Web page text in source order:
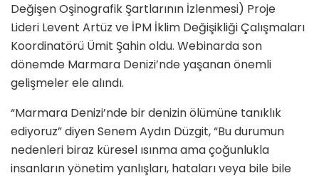
Değişen Oşinografik Şartlarının İzlenmesi) Proje
Lideri Levent Artüz ve İPM İklim Değişikliği Çalışmaları
Koordinatörü Ümit Şahinoldu. Webinarda son
dönemde Marmara Denizi’nde yaşanan önemli
gelişmeler ele alındı.
“Marmara Denizi’nde bir denizin ölümüne tanıklık
ediyoruz” diyenSenem Aydın Düzgit, “Bu durumun
nedenleri biraz küresel ısınma ama çoğunlukla
insanların yönetim yanlışları, hataları veya bile bile